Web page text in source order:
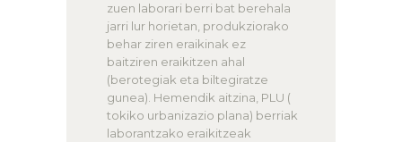
zuen laborari berri bat berehala
jarri lur horietan, produkziorako
behar ziren eraikinak ez
baitziren eraikitzen ahal
(berotegiak eta biltegiratze
gunea). Hemendik aitzina, PLU (
tokiko urbanizazio plana) berriak
laborantzako eraikitzeak